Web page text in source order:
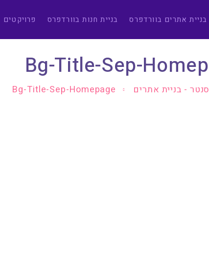
בניית אתרים בוורדפרס בניית חנות בוורדפרס פרויקטים
Bg-Title-Sep-
- בניית אתרים Bg-Title-Sep-Homepage